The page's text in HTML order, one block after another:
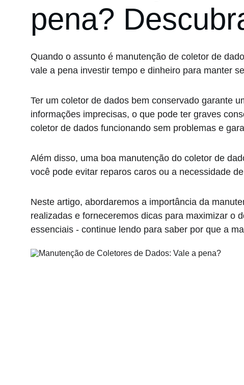
pena?
Quando o assunto é manutenção de coletor de
vale a pena investir tempo e dinheiro para manter
Ter um coletor de dados bem conservado garante
informações imprecisas, o que pode ter graves
coletor de dados funcionando sem problemas e
Além disso, uma boa manutenção do coletor de
você pode evitar reparos caros ou a necessidade
Neste artigo, abordaremos a importância da
realizadas e forneceremos dicas para maximizar o
essenciais - continue lendo para saber por que a